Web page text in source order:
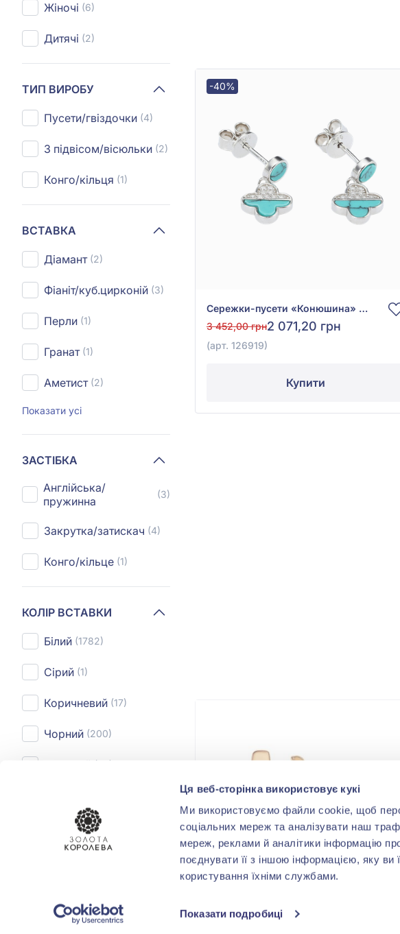
Ця веб-сторінка використовує кукі
Ми використовуємо файли cookie, щоб
соціальних мереж та аналізувати наш
мереж, реклами й аналітики інформацію
поєднувати її з іншою інформацією, яку
користування їхніми службами.
Показати подробиці
Жіночі (6)
Дитячі (2)
ТИП ВИРОБУ
Пусети/гвіздочки (4)
З підвісом/вісюльки (2)
Конго/кільця (1)
ВСТАВКА
Діамант (2)
Фіаніт/куб.цирконій (3)
Перли (1)
Гранат (1)
Аметист (2)
Показати усі
ЗАСТІБКА
Англійська/
пружинна
(3)
Закрутка/затискач (4)
Конго/кільце (1)
КОЛІР ВСТАВКИ
Білий (1782)
Сірий (1)
Коричневий (17)
Чорний (200)
Рожевий (27)
КАРАТНІСТЬ
СТИЛЬ
-40%
Сережки-пусети «Конюшина» зі срібла 925° з фіанітом та бірюзою, арт. 126919
3 452,00 грн2 071,20 грн
(арт. 126919)
Купити